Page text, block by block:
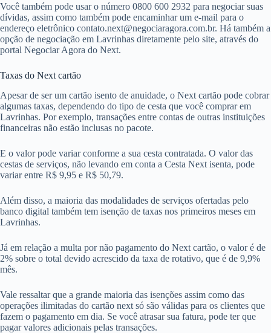
Você também pode usar o número 0800 600 2932 para negociar suas
dívidas, assim como também pode encaminhar um e-mail para o
endereço eletrônico contato.next@negociaragora.com.br. Há também a
opção de negociação em Lavrinhas diretamente pelo site, através do
portal Negociar Agora do Next.
Taxas do Next cartão
Apesar de ser um cartão isento de anuidade, o Next cartão pode cobrar
algumas taxas, dependendo do tipo de cesta que você comprar em
Lavrinhas. Por exemplo, transações entre contas de outras instituições
financeiras não estão inclusas no pacote.
E o valor pode variar conforme a sua cesta contratada. O valor das
cestas de serviços, não levando em conta a Cesta Next isenta, pode
variar entre R$ 9,95 e R$ 50,79.
Além disso, a maioria das modalidades de serviços ofertadas pelo
banco digital também tem isenção de taxas nos primeiros meses em
Lavrinhas.
Já em relação a multa por não pagamento do Next cartão, o valor é de
2% sobre o total devido acrescido da taxa de rotativo, que é de 9,9%
mês.
Vale ressaltar que a grande maioria das isenções assim como das
operações ilimitadas do cartão next só são válidas para os clientes que
fazem o pagamento em dia. Se você atrasar sua fatura, pode ter que
pagar valores adicionais pelas transações.